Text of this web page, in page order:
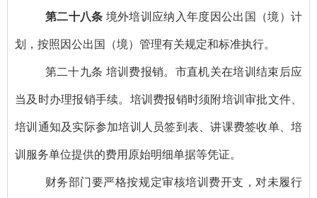
第二十八条 境外培训应纳入年度因公出国（境）计
划，按照因公出国（境）管理有关规定和标准执行。
第二十九条 培训费报销。市直机关在培训结束后应
当及时办理报销手续。培训费报销时须附培训审批文件、
培训通知及实际参加培训人员签到表、讲课费签收单、培
训服务单位提供的费用原始明细单据等凭证。
财务部门要严格按规定审核培训费开支，对未履行